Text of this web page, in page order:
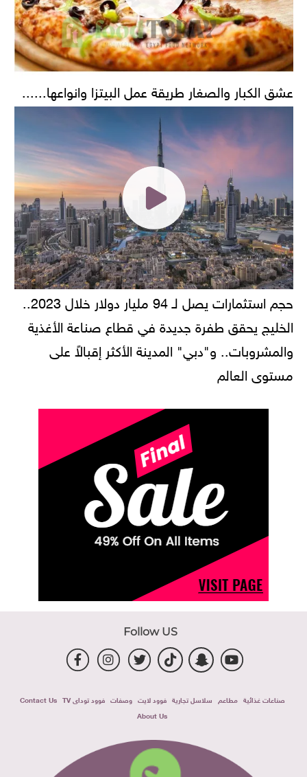
عشق الكبار والصغار طريقة عمل البيتزا وانواعها......
حجم استثمارات يصل لـ 94 مليار دولار خلال 2023..
الخليج يحقق طفرة جديدة في قطاع صناعة الأغذية
والمشروبات.. و"دبي" المدينة الأكثر إقبالاً على
مستوى العالم
Follow US
صناعات غذائية مطاعم سلاسل تجارية فوود لايت وصفات فوود توداى TV
Contact Us
About Us